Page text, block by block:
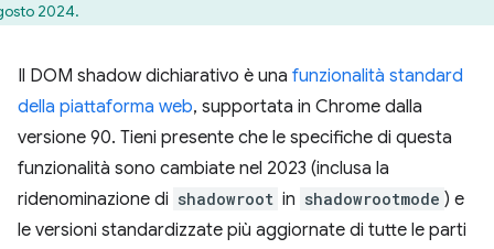
2024.
Il DOM shadow dichiarativo è una funzionalità standard
della piattaforma web, supportata in Chrome dalla
versione 90. Tieni presente che le specifiche di questa
funzionalità sono cambiate nel 2023 (inclusa la
ridenominazione di shadowroot in shadowrootmode ) e
le versioni standardizzate più aggiornate di tutte le parti